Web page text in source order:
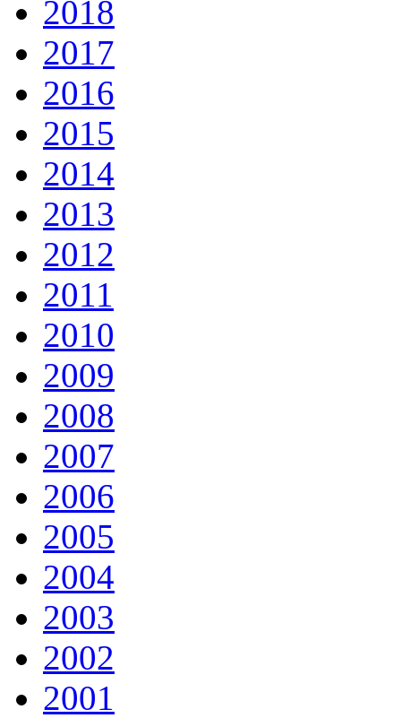
2018
2017
2016
2015
2014
2013
2012
2011
2010
2009
2008
2007
2006
2005
2004
2003
2002
2001